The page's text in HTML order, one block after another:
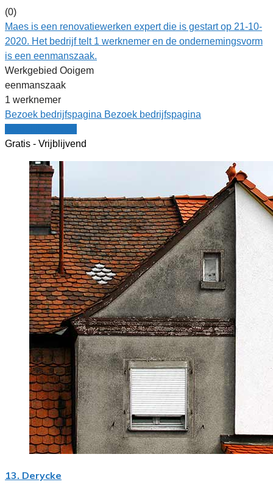
(0)
Maes is een renovatiewerken expert die is gestart op 21-10-
2020. Het bedrijf telt 1 werknemer en de ondernemingsvorm
is een eenmanszaak.
Werkgebied Ooigem
eenmanszaak
1 werknemer
Bezoek bedrijfspagina Bezoek bedrijfspagina
Gratis - Vrijblijvend
13. Derycke